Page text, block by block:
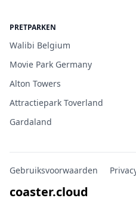
PRETPARKEN
Walibi Belgium
Movie Park Germany
Alton Towers
Attractiepark Toverland
Gardaland
Gebruiksvoorwaarden
coaster.cloud